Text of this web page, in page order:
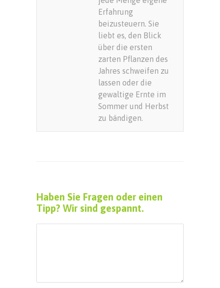
Erfahrung
beizusteuern. Sie
liebt es, den Blick
über die ersten
zarten Pflanzen des
Jahres schweifen zu
lassen oder die
gewaltige Ernte im
Sommer und Herbst
zu bändigen.
Haben Sie Fragen oder einen
Tipp? Wir sind gespannt.